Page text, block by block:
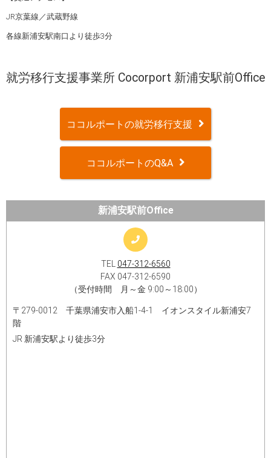
JR京葉線／武蔵野線
各線新浦安駅南口より徒歩3分
就労移行支援事業所 Cocorport 新浦安駅前Office
ココルポートの就労移行支援
ココルポートのQ&A
新浦安駅前Office
TEL 047-312-6560
FAX 047-312-6590
（受付時間 月～金 9:00～18:00）
〒279-0012 千葉県浦安市入船1-4-1 イオンスタイル新浦安7
階​
JR 新浦安駅より徒歩3分